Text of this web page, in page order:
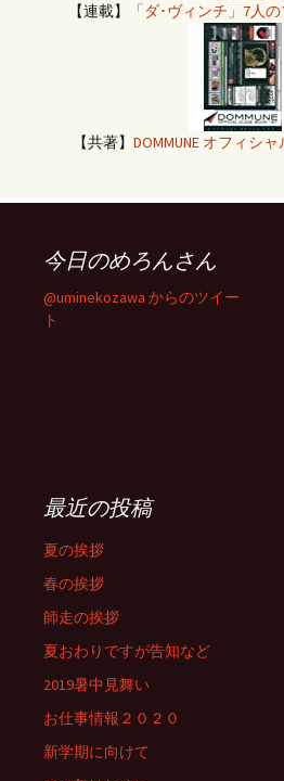
【連載】 「ダ･ヴィンチ」7人
【共著】 DOMMUNE オフィシ
今日のめろんさん
@uminekozawa からのツイー
ト
最近の投稿
夏の挨拶
春の挨拶
師走の挨拶
夏おわりですが告知など
2019暑中見舞い
お仕事情報２０２０
新学期に向けて